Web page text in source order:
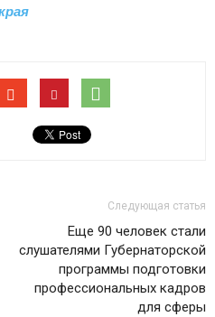
Следующая статья
Еще 90 человек стали
слушателями Губернаторской
программы подготовки
профессиональных кадров
для сферы